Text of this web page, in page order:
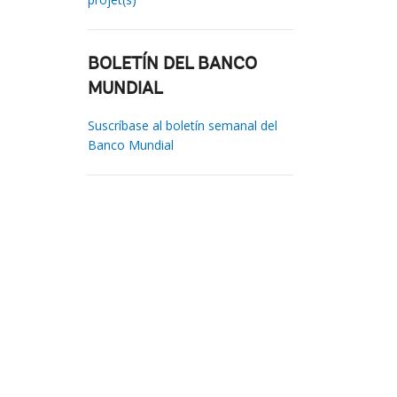
BOLETÍN DEL BANCO
MUNDIAL
Suscríbase al boletín semanal del
Banco Mundial